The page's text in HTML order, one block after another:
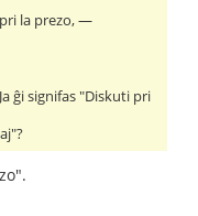
la prezo, —
ĝi signifas "Diskuti pri